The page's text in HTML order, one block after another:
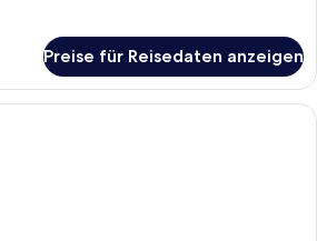
Preise für Reisedaten anzeigen